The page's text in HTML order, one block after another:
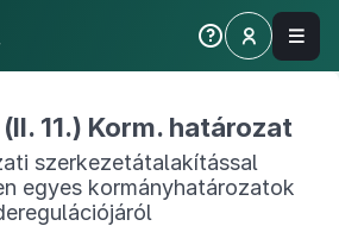
11.) Korm. határozat
szerkezetátalakítással
egyes kormányhatározatok